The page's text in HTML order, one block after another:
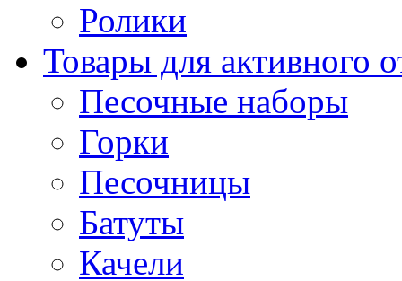
Ролики
Товары для активного
Песочные наборы
Горки
Песочницы
Батуты
Качели